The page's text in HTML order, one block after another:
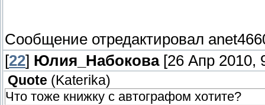
Сообщение отредактировал
[22] Юлия_Набокова[26 Апр 2010,
Quote ( Katerika)
Что тоже книжку с автографом хотите?